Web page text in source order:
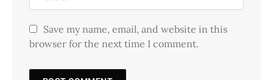
Save my name, email, and website in this
browser for the next time I comment.